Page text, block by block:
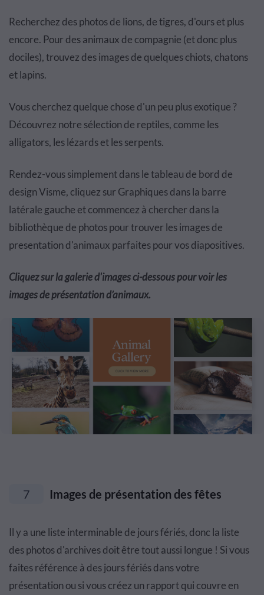
Recherchez des photos de lions, de tigres, d'ours et plus
encore. Pour des animaux de compagnie (et donc plus
dociles), trouvez des images de quelques chiots, chatons
et lapins.
Vous cherchez quelque chose d'un peu plus exotique ?
Découvrez notre sélection de reptiles, comme les
alligators, les lézards et les serpents.
Rendez-vous simplement dans le tableau de bord de
design Visme, cliquez sur Graphiques dans la barre
latérale gauche et commencez à chercher dans la
bibliothèque de photos pour trouver les images de
presentation d'animaux parfaites pour vos diapositives.
Cliquez sur la galerie d'images ci-dessous pour voir les
images de présentation d’animaux.
7 Images de présentation des fêtes
Il y a une liste interminable de jours fériés, donc la liste
des photos d'archives doit être tout aussi longue ! Si vous
faites référence à des jours fériés dans votre
présentation ou si vous créez un rapport qui couvre en